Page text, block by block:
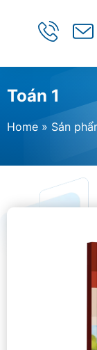
Toán 1
Home » Sản